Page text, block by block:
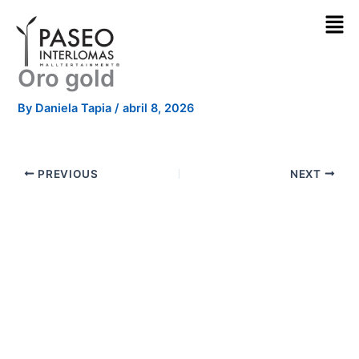
content
Oro gold
By Daniela Tapia/abril 8, 2026
PREVIOUS NEXT